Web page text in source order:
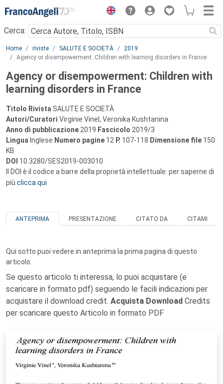
Menu
Cerca:
Main content
Home riviste SALUTE E SOCIETÀ
2019
Agency or disempowerment: Children with learning disorders in France
Agency or disempowerment: Children with
learning disorders in France
Titolo Rivista SALUTE E SOCIETÀ
Autori/Curatori Virginie Vinel, Veronika Kushtanina
Anno di pubblicazione 2019 Fascicolo 2019/3
Lingua Inglese Numero pagine 12 P. 107-118 Dimensione file 150
KB
DOI 10.3280/SES2019-003010
Il DOI è il codice a barre della proprietà intellettuale: per saperne di
più clicca qui
ANTEPRIMA PRESENTAZIONE CITATO DA CITAMI
Qui sotto puoi vedere in anteprima la prima pagina di questo
articolo.
Se questo articolo ti interessa, lo puoi acquistare (e
scaricare in formato pdf) seguendo le facili indicazioni per
acquistare il download credit. Acquista Download Credits
per scaricare questo Articolo in formato PDF